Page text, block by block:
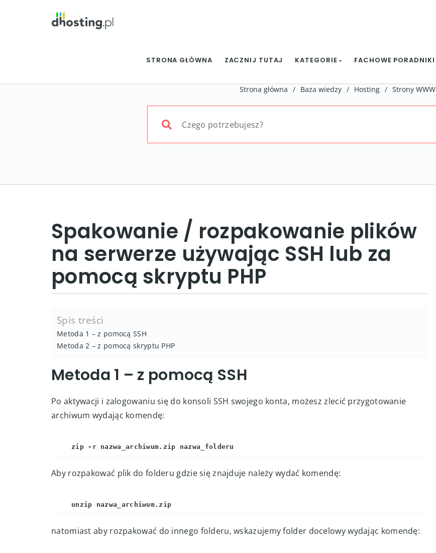
STRONA GŁÓWNA ZACZNIJ TUTAJ KATEGORIE FACHOWE PORADNIKI
Strona główna / Baza wiedzy / Hosting / Strony WWW
Spakowanie / rozpakowanie plików
na serwerze używając SSH lub za
pomocą skryptu PHP
Spis treści
Metoda 1 – z pomocą SSH
Metoda 2 – z pomocą skryptu PHP
Metoda 1 – z pomocą SSH
Po aktywacji i zalogowaniu się do konsoli SSH swojego konta, możesz zlecić przygotowanie
archiwum wydając komendę:
Aby rozpakować plik do folderu gdzie się znajduje należy wydać komendę: